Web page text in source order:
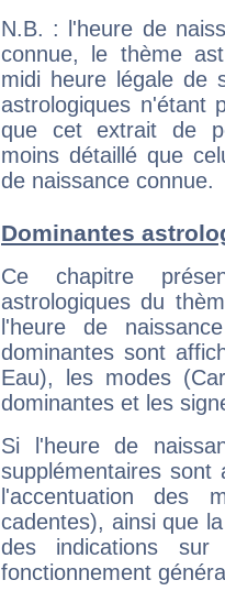
N.B. : l'heure de
connue, le thème
midi heure légale de
astrologiques n'étant
que cet extrait de
moins détaillé que
de naissance connue.
Dominantes
Ce chapitre
astrologiques du
l'heure de
dominantes sont
Eau), les modes
dominantes et les
Si l'heure de
supplémentaires sont
l'accentuation des
cadentes), ainsi que
des indications sur
fonctionnement